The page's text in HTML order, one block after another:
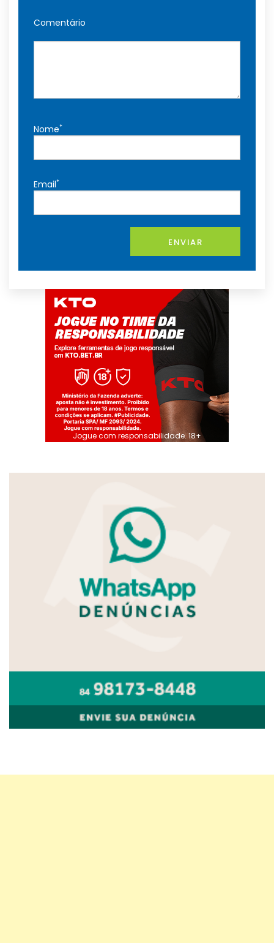
Comentário
Nome*
Email*
ENVIAR
Jogue com responsabilidade. 18+